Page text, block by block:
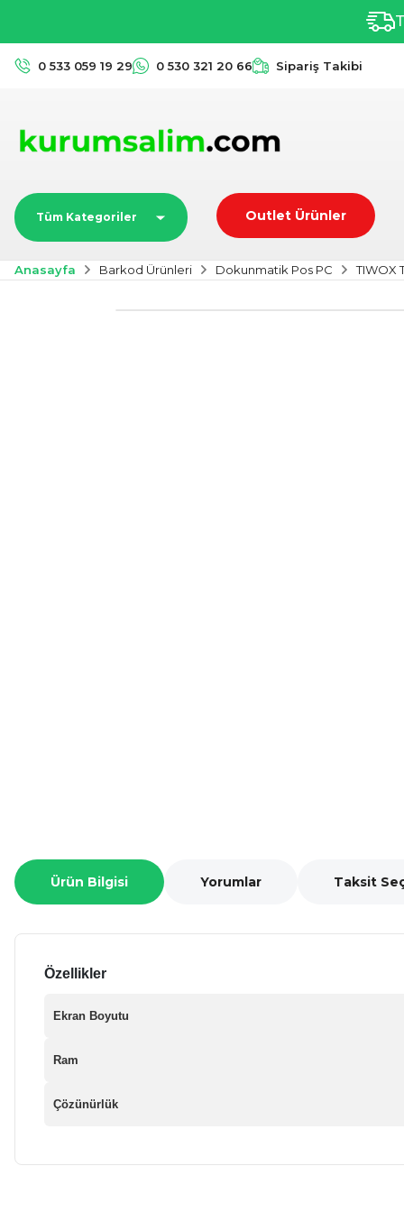
0 533 059 19 29 0 530 321 20 66 Sipariş Takibi
Tüm Kategoriler Outlet Ürünler
Anasayfa Barkod Ürünleri Dokunmatik Pos PC TIWOX
Ürün Bilgisi Yorumlar Taksit
Özellikler
Ekran Boyutu
Ram
Çözünürlük